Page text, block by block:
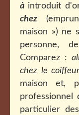
à introduit
chez
maison ») ne
personne,
Comparez :
chez le
maison et,
professionnel
particulier